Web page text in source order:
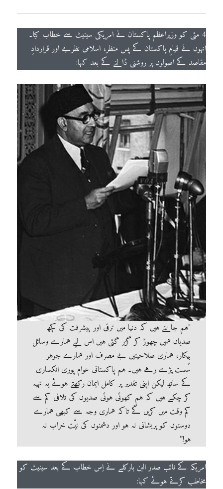
4 مئی کو وزیراعظم پاکستان نے امریکی سینیٹ سے خطاب کیا۔
انہوں نے قیامِ پاکستان کے پس منظر، اسلامی نظریے اور قراردادِ
مقاصد کے اصولوں پر روشنی ڈالنے کے بعد کہا:
"ہم جانتے ہیں کہ دنیا میں ترقی اور پیشرفت کی کچھ
صدیاں ہمیں چھوڑ کر گزر گئی ہیں اس لیے ہمارے وسائل
بیکار، ہماری صلاحیتیں بے مصرف اور ہمارے جوہر
سُست پڑے رہے ہیں۔ ہم پاکستانی عوام پوری انکساری
کے ساتھ لیکن اپنی تقدیر پر کامل ایمان رکھتے ہوئے یہ تہیہ
کر چکے ہیں کہ ہم کھوئی ہوئی صدیوں کی تلافی کم سے
کم وقت میں کریں گے تاکہ ہماری وجہ سے کبھی ہمارے
دوستوں کو پریشانی نہ ہو اور دشمنوں کی نیّت خراب نہ
ہو!”
امریکہ کے نائب صدر البن بارکلے نے اِس خطاب کے بعد سینیٹ کو
مخاطب کرتے ہوئے کہا: